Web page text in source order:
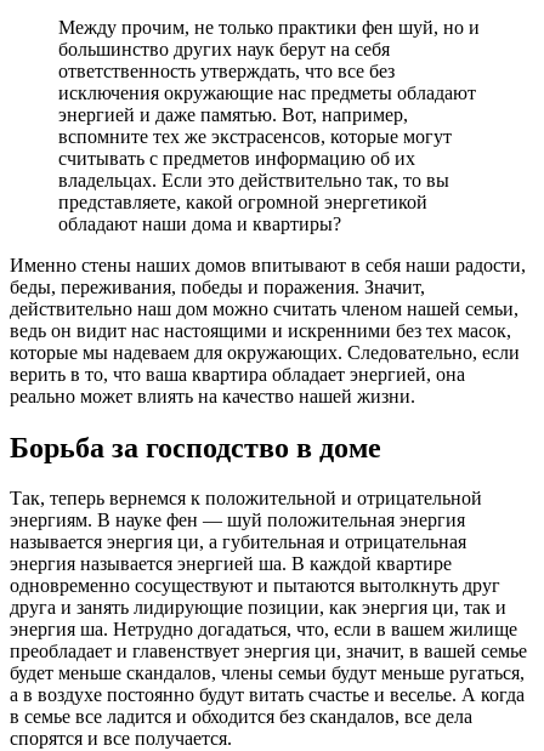
Между прочим, не только практики фен шуй, но и
большинство других наук берут на себя
ответственность утверждать, что все без
исключения окружающие нас предметы обладают
энергией и даже памятью. Вот, например,
вспомните тех же экстрасенсов, которые могут
считывать с предметов информацию об их
владельцах. Если это действительно так, то вы
представляете, какой огромной энергетикой
обладают наши дома и квартиры?
Именно стены наших домов впитывают в себя наши радости,
беды, переживания, победы и поражения. Значит,
действительно наш дом можно считать членом нашей семьи,
ведь он видит нас настоящими и искренними без тех масок,
которые мы надеваем для окружающих. Следовательно, если
верить в то, что ваша квартира обладает энергией, она
реально может влиять на качество нашей жизни.
Борьба за господство в доме
Так, теперь вернемся к положительной и отрицательной
энергиям. В науке фен — шуй положительная энергия
называется энергия ци, а губительная и отрицательная
энергия называется энергией ша. В каждой квартире
одновременно сосуществуют и пытаются вытолкнуть друг
друга и занять лидирующие позиции, как энергия ци, так и
энергия ша. Нетрудно догадаться, что, если в вашем жилище
преобладает и главенствует энергия ци, значит, в вашей семье
будет меньше скандалов, члены семьи будут меньше ругаться,
а в воздухе постоянно будут витать счастье и веселье. А когда
в семье все ладится и обходится без скандалов, все дела
спорятся и все получается.